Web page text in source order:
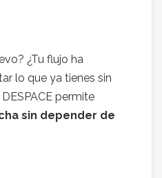
¿Tu flujo ha
lo que ya tienes sin
permite
sin depender de